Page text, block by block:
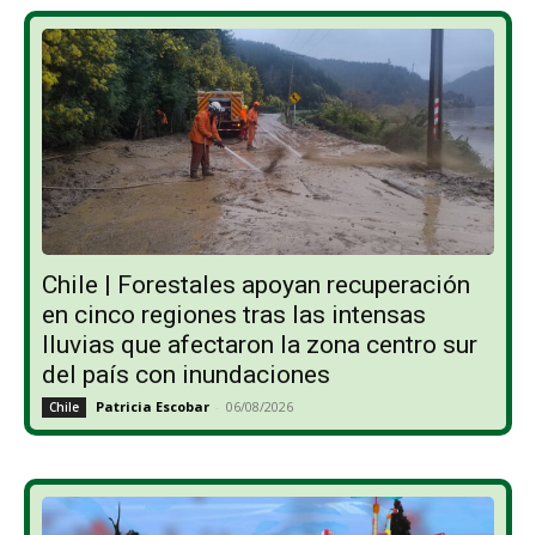
Chile | Forestales apoyan recuperación
en cinco regiones tras las intensas
lluvias que afectaron la zona centro sur
del país con inundaciones
Chile Patricia Escobar - 06/08/2026